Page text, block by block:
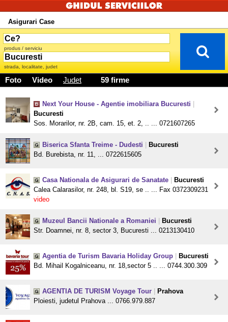
Asigurari Case
produs / serviciu
strada, localitate, judet
Foto Video Judet 59 firme
Next Your House - Agentie imobiliara Bucuresti
Bucuresti
Sos. Morarilor, nr. 2B, cam. 15, et. 2, .. ... 0721607265
Biserica Sfanta Treime - Dudesti
Bucuresti
Bd. Burebista, nr. 11, ... 0722615605
Casa Nationala de Asigurari de Sanatate
Bucuresti
Calea Calarasilor, nr. 248, bl. S19, se .. ... Fax 0372309231
video
Muzeul Bancii Nationale a Romaniei
Bucuresti
Str. Doamnei, nr. 8, sector 3, Bucuresti ... 0213130410
Agentia de Turism Bavaria Holiday Group
Bucuresti
Bd. Mihail Kogalniceanu, nr. 18,sector 5 .. ... 0744.300.309
AGENTIA DE TURISM Voyage Tour
Prahova
Ploiesti, judetul Prahova ... 0766.979.887